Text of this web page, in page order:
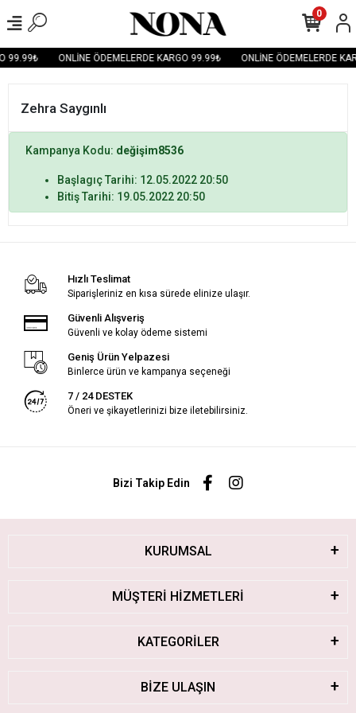
99.99₺ ONLİNE ÖDEMELERDE KARGO 99.99₺ ONLİNE ÖDEMELERDE
0
Zehra Saygınlı
Kampanya Kodu: değişim8536
Başlagıç Tarihi: 12.05.2022 20:50
Bitiş Tarihi: 19.05.2022 20:50
Hızlı Teslimat
Siparişleriniz en kısa sürede elinize ulaşır.
Güvenli Alışveriş
Güvenli ve kolay ödeme sistemi
Geniş Ürün Yelpazesi
Binlerce ürün ve kampanya seçeneği
7 / 24 DESTEK
Öneri ve şikayetlerinizi bize iletebilirsiniz.
Bizi Takip Edin
KURUMSAL
MÜŞTERİ HİZMETLERİ
KATEGORİLER
BİZE ULAŞIN